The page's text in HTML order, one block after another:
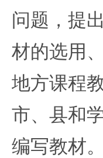
问题，提
材的选用
地方课程
市、县和
编写教材。